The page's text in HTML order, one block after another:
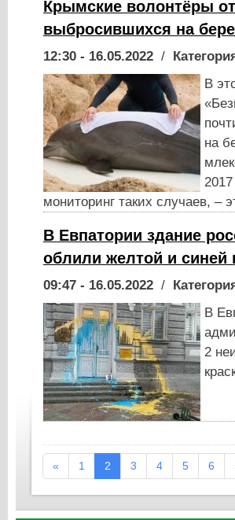
Крымские волонтёры
выбросившихся на
12:30 - 16.05.2022 /
В
на
мониторинг таких случаев, –
В Евпатории здание
облили желтой и синей
09:47 - 16.05.2022 /
В
2
« 1 2 3 4 5 6